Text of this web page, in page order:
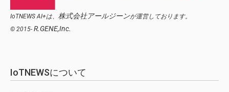
IoTNEWS AI+は、 株式会社アールジーンが運営しております。
© 2015- R.GENE,Inc.
IoTNEWSについて